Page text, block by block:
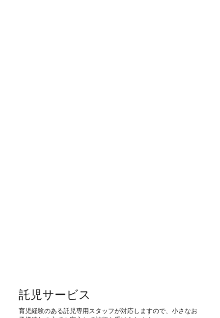
託児サービス
育児経験のある託児専用スタッフが対応しますので、小さなお